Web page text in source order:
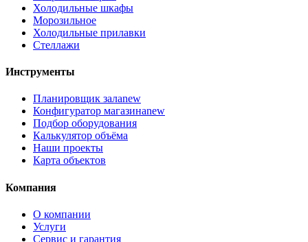
Холодильные шкафы
Морозильное
Холодильные прилавки
Стеллажи
Инструменты
Планировщик залаnew
Конфигуратор магазинаnew
Подбор оборудования
Калькулятор объёма
Наши проекты
Карта объектов
Компания
О компании
Услуги
Сервис и гарантия